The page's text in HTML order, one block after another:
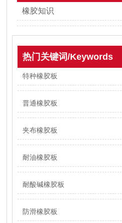
橡胶知识
热门关键词/Keywords
特种橡胶板
普通橡胶板
夹布橡胶板
耐油橡胶板
耐酸碱橡胶板
防滑橡胶板